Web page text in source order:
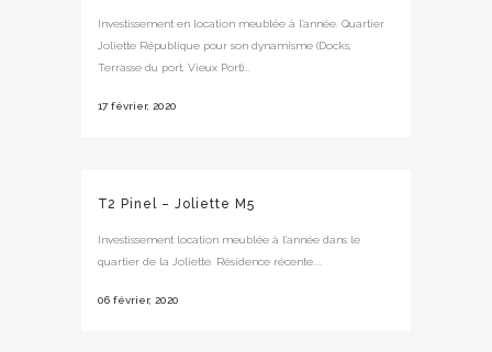
Investissement en location meublée à l’année. Quartier
Joliette République pour son dynamisme (Docks,
Terrasse du port, Vieux Port)...
17 février, 2020
T2 Pinel – Joliette M5
Investissement location meublée à l’année dans le
quartier de la Joliette. Résidence récente....
06 février, 2020